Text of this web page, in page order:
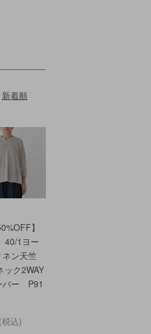
新着順
】
40/1ヨー
ネン天竺
ック2WAY
バー P91
込)